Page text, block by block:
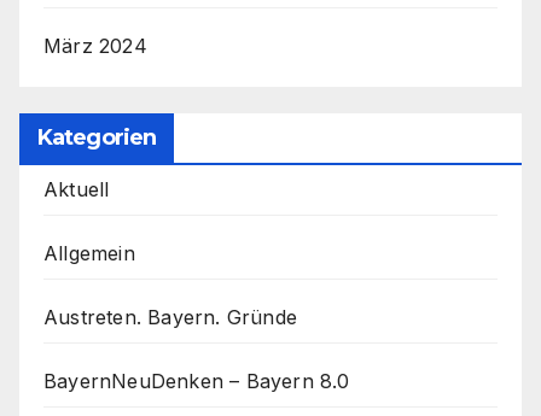
März 2024
Kategorien
Aktuell
Allgemein
Austreten. Bayern. Gründe
BayernNeuDenken – Bayern 8.0